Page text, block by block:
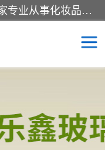
广州乐鑫玻璃制品有限公司是一家专业从事化妆品瓶子、化妆品玻璃瓶子、膏霜瓶、化妆品玻璃瓶等产品的集开发研制、生产、销售于一体的实业型玻璃制品生产企业。产品从设计、开模、试样、生产、蒙砂、抛光、喷涂、高低温单色及多色印刷，烫金（银）到交货实现一条龙服务。
包装瓶